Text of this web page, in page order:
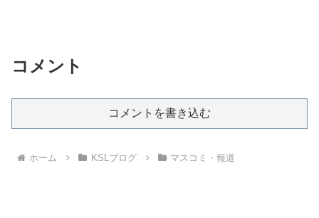
コメント
コメントを書き込む
ホーム KSLブログ マスコミ・報道